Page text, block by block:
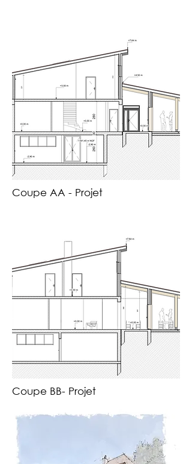
Coupe AA - Projet
Coupe BB- Projet